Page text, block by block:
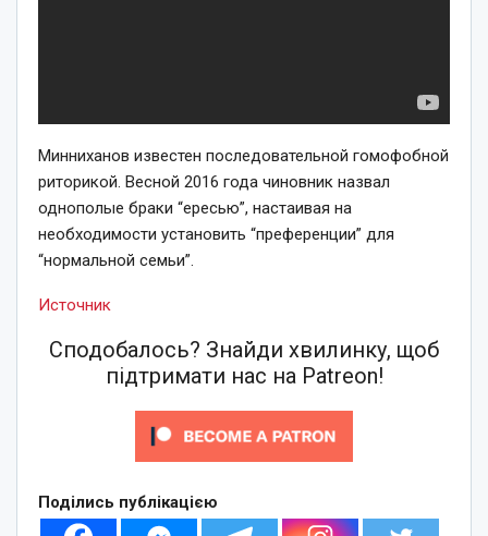
Минниханов известен последовательной гомофобной
риторикой. Весной 2016 года чиновник назвал
однополые браки “ересью”, настаивая на
необходимости установить “преференции” для
“нормальной семьи”.
Источник
Сподобалось? Знайди хвилинку, щоб
підтримати нас на Patreon!
Поділись публікацією